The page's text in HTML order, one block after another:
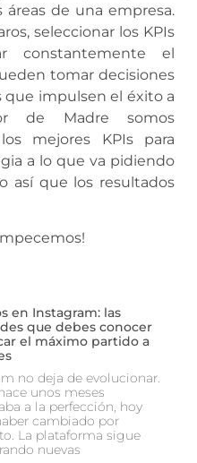
de una empresa.
seleccionar los KPIs
constantemente el
tomar decisiones
que impulsen el éxito a
de Madre somos
mejores KPIs para
a lo que va pidiendo
así que los resultados
en Instagram: las
que debes conocer
el máximo partido a
no deja de evolucionar.
unos meses
a la perfección, hoy
cambiado por
La plataforma sigue
nuevas